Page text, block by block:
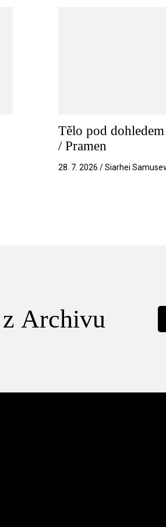
Tělo pod dohledem
/ Pramen
28. 7. 2026 / Siarhei
Archivu